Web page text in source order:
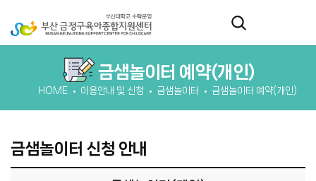
금샘놀이터 예약(개인)
HOME 이용안내 및 신청 금샘놀이터 금샘놀이터 예약(개인)
금샘놀이터 신청 안내